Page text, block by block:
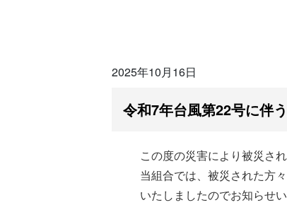
2025年10月16日
令和7年台風第22号に伴
この度の災害により被災さ
当組合では、被災された方
いたしましたのでお知らせい